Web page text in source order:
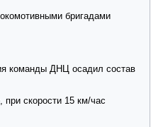
бригадами
команды ДНЦ осадил состав
скорости 15 км/час